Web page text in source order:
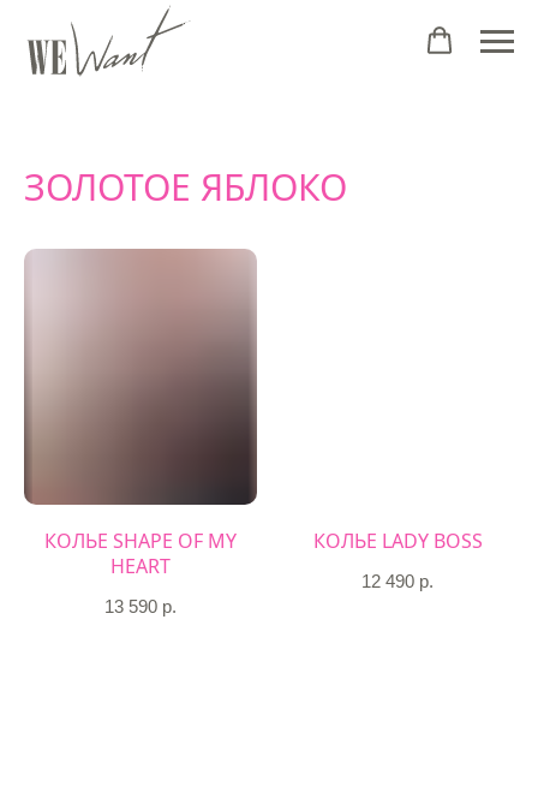
ЗОЛОТОЕ ЯБЛОКО
КОЛЬЕ SHAPE OF MY
HEART
13 590 р.
КОЛЬЕ LADY BOSS
12 490 р.